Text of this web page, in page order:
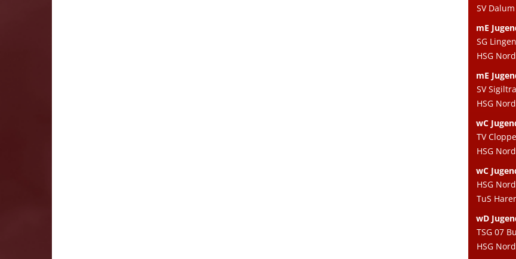
SV Dalum
mE
SG
HSG
mE
SV
HSG
wC
TV
HSG
wC
HSG
TuS
wD
TSG 07
HSG